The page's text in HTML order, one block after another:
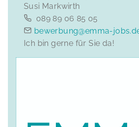
Susi Markwirth
089 89 06 85 05
bewerbung@emma-
Ich bin gerne für Sie da!